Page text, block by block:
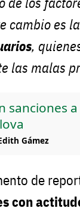
cambio es
,
las malas
sanciones
Gámez
de
con